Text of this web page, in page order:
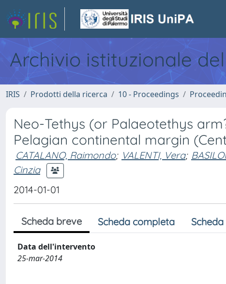
Archivio istituzionale
IRIS Prodotti della ricerca 10 - Proceedings
Neo-Tethys (or Palaeotethys
Pelagian continental margin
CATALANO, Raimondo; VALENTI, Vera;
Cinzia
2014-01-01
Scheda breve Scheda completa
Data dell'intervento
25-mar-2014